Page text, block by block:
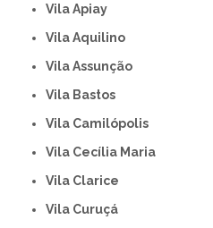
Vila Apiay
Vila Aquilino
Vila Assunção
Vila Bastos
Vila Camilópolis
Vila Cecília Maria
Vila Clarice
Vila Curuçá